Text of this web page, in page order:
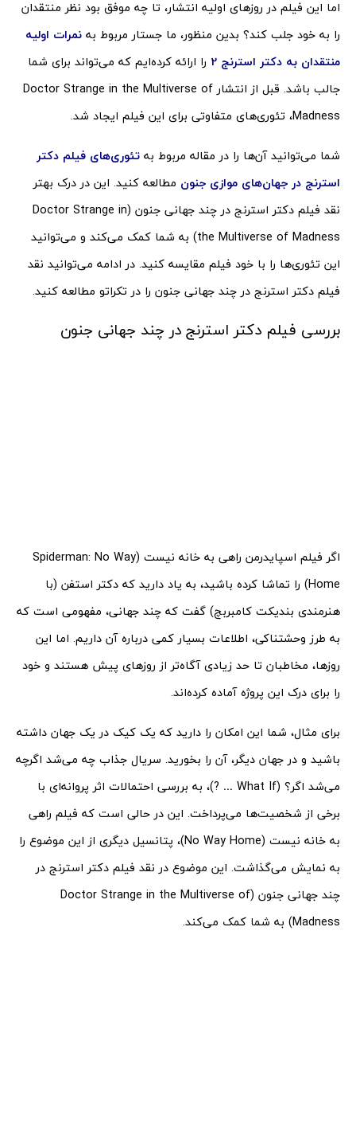
اما این فیلم در روزهای اولیه انتشار، تا چه موفق بود نظر منتقدان
را به خود جلب کند؟ بدین منظور، ما جستار مربوط به نمرات اولیه
منتقدان به دکتر استرنج 2
را ارائه کرده‌ایم که می‌تواند برای شما
جالب باشد. قبل از انتشار Doctor Strange in the Multiverse of
Madness، تئوری‌های متفاوتی برای این فیلم ایجاد شد.
شما می‌توانید آن‌ها را در مقاله مربوط به تئوری‌های فیلم دکتر
استرنج در جهان‌های موازی جنون مطالعه کنید. این در درک بهتر
نقد فیلم دکتر استرنج در چند جهانی جنون (Doctor Strange in
the Multiverse of Madness) به شما کمک می‌کند و می‌توانید
این تئوری‌ها را با خود فیلم مقایسه کنید. در ادامه می‌توانید نقد
فیلم دکتر استرنج در چند جهانی جنون را در تکراتو مطالعه کنید.
بررسی فیلم دکتر استرنج در چند جهانی جنون
اگر فیلم اسپایدرمن راهی به خانه نیست (Spiderman: No Way
Home) را تماشا کرده باشید، به یاد دارید که دکتر استفن (با
هنرمندی بندیکت کامبربچ) گفت که چند جهانی، مفهومی است که
به طرز وحشتناکی، اطلاعات بسیار کمی درباره آن داریم. اما این
روزها، مخاطبان تا حد زیادی آگاه‌تر از روزهای پیش هستند و خود
را برای درک این پروژه آماده کرده‌اند.
برای مثال، شما این امکان را دارید که یک کیک در یک جهان داشته
باشید و در جهان دیگر، آن را بخورید. سریال جذاب چه می‌شد اگرچه
می‌شد اگر؟ (What If … ?)، به بررسی احتمالات اثر پروانه‌ای با
برخی از شخصیت‌ها می‌پرداخت. این در حالی است که فیلم راهی
به خانه نیست (No Way Home)، پتانسیل دیگری از این موضوع را
به نمایش می‌گذاشت. این موضوع در نقد فیلم دکتر استرنج در
چند جهانی جنون (Doctor Strange in the Multiverse of
Madness) به شما کمک می‌کند.